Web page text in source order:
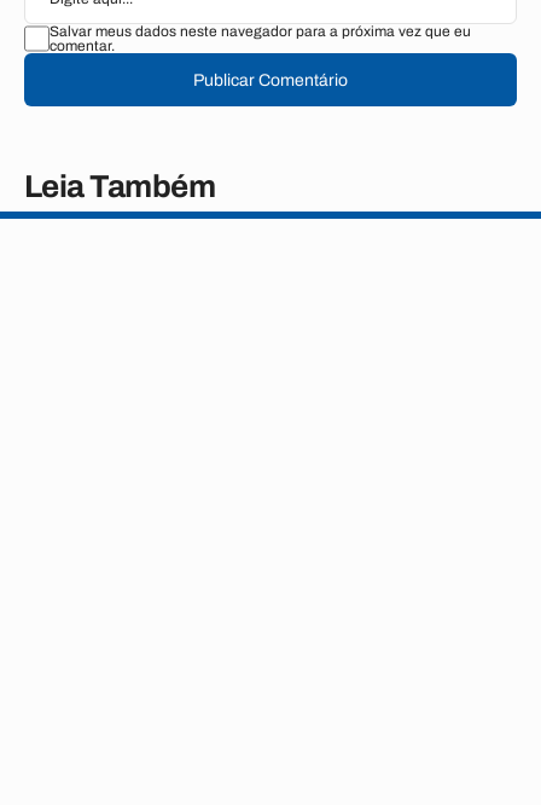
Salvar meus dados neste navegador para a próxima vez que eu
comentar.
Publicar Comentário
Leia Também